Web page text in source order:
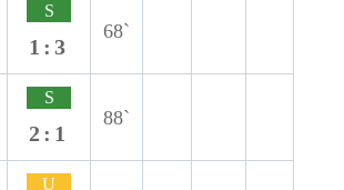
S
1:3
68`
S
2:1
88`
U